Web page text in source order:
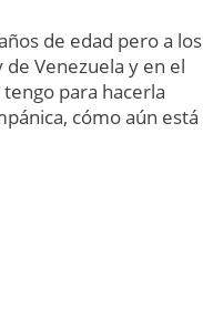
de edad pero a los
Venezuela y en el
para hacerla
cómo aún está